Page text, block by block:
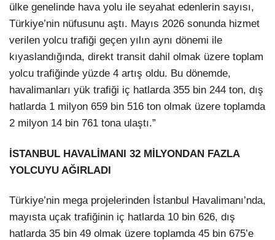
ülke genelinde hava yolu ile seyahat edenlerin sayısı,
Türkiye’nin nüfusunu aştı. Mayıs 2026 sonunda hizmet
verilen yolcu trafiği geçen yılın aynı dönemi ile
kıyaslandığında, direkt transit dahil olmak üzere toplam
yolcu trafiğinde yüzde 4 artış oldu. Bu dönemde,
havalimanları yük trafiği iç hatlarda 355 bin 244 ton, dış
hatlarda 1 milyon 659 bin 516 ton olmak üzere toplamda
2 milyon 14 bin 761 tona ulaştı.”
İSTANBUL HAVALİMANI 32 MİLYONDAN FAZLA
YOLCUYU AĞIRLADI
Türkiye’nin mega projelerinden İstanbul Havalimanı’nda,
mayısta uçak trafiğinin iç hatlarda 10 bin 626, dış
hatlarda 35 bin 49 olmak üzere toplamda 45 bin 675’e